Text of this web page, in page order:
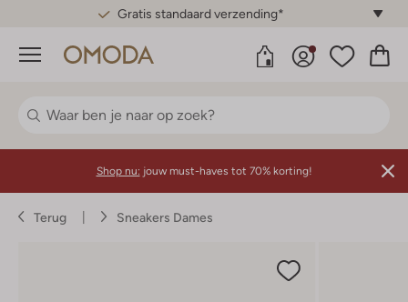
Gratis standaard verzending*
Menu
Shop nu: jouw must-haves tot 70% korting!
Terug Sneakers Dames